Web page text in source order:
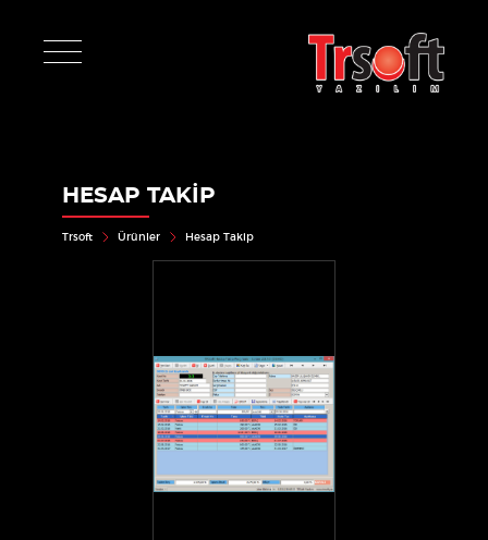
HESAP TAKIP
Trsoft Ürünler Hesap Takip